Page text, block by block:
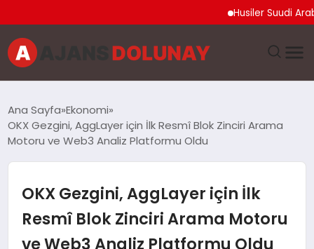
Husiler Suudi
EĞITIM
GÜNCEL
Ana Sayfa Ekonomi
OKX Gezgini, AggLayer için İlk Resmî Blok Zinciri Arama
Motoru ve Web3 Analiz Platformu Oldu
OKX Gezgini, AggLayer için İlk
Resmî Blok Zinciri Arama Motoru
ve Web3 Analiz Platformu Oldu